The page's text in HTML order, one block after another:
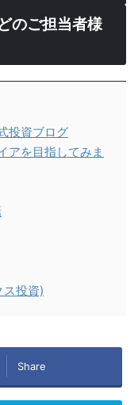
のご担当者様
投資ブログ
アを目指してみま
ス投資)
Share